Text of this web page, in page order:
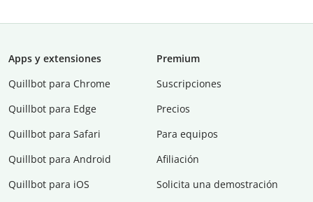
Apps y extensiones
Quillbot para Chrome
Quillbot para Edge
Quillbot para Safari
Quillbot para Android
Quillbot para iOS
Premium
Suscripciones
Precios
Para equipos
Afiliación
Solicita una demostración